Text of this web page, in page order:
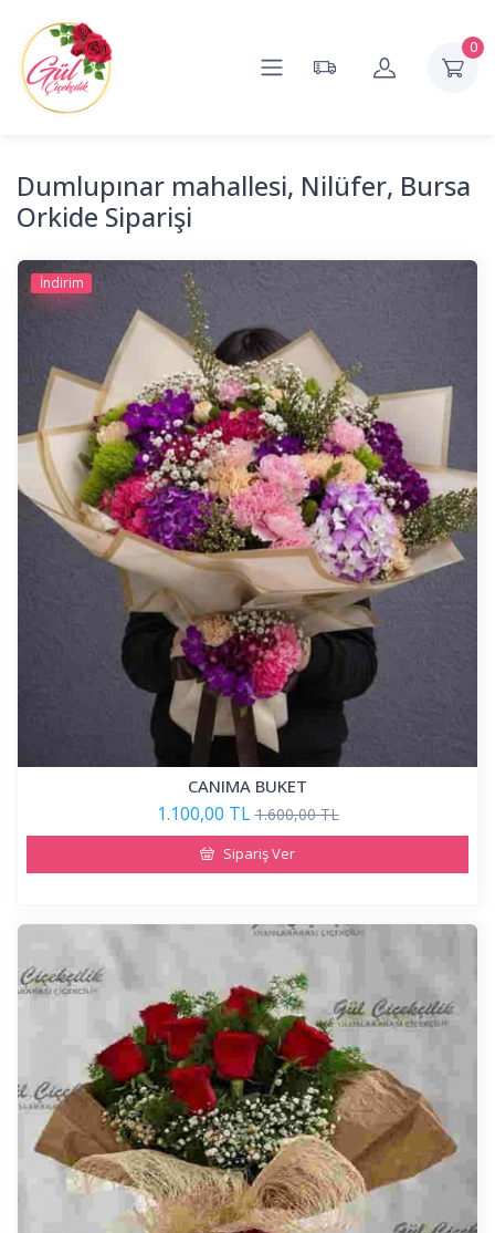
0
Dumlupınar mahallesi, Nilüfer, Bursa
Orkide Siparişi
İndirim
CANIMA BUKET
1.100,00 TL 1.600,00 TL
Sipariş Ver